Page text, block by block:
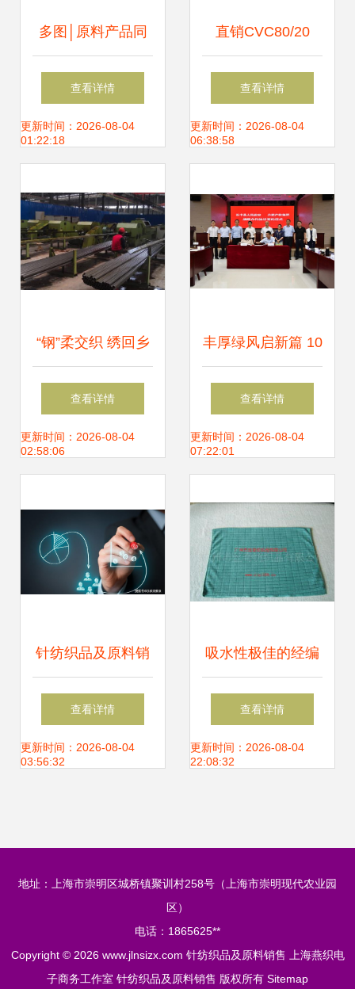
多图│原料产品同
台展出 “丝丽雅
造”纺织品抢镜上海
查看详情
更新时间：2026-08-04
01:22:18
直销CVC80/20
40S涤棉混纺纱线
为针纺织品提供高
查看详情
更新时间：2026-08-04
06:38:58
“钢”柔交织 绣回乡
情的650万销售额
之谜
查看详情
更新时间：2026-08-04
02:58:06
丰厚绿风启新篇 10
万资本撬动针纺蓝
海，丰县小微皮革
航
查看详情
更新时间：2026-08-04
07:22:01
针纺织品及原料销
售常见问答
查看详情
更新时间：2026-08-04
03:56:32
吸水性极佳的经编
超纤加厚毛巾，理
发店专用优选之选
查看详情
更新时间：2026-08-04
22:08:32
地址：上海市崇明区城桥镇聚训村258号（上海市崇明现代农业园
区）
电话：1865625**
Copyright © 2026 www.jlnsizx.com 针纺织品及原料销售
上海燕织电
子商务工作室 针纺织品及原料销售 版权所有 Sitemap